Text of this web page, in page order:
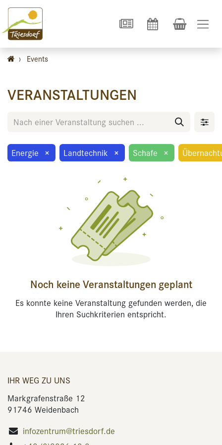
› Events
VERANSTALTUNGEN
Energie × Landtechnik × Schafe ×
Noch keine Veranstaltungen geplant
Es konnte keine Veranstaltung gefunden werden, die
Ihren Suchkriterien entspricht.
IHR WEG ZU UNS
Markgrafenstraße 12
91746 Weidenbach
infozentrum@triesdorf.de